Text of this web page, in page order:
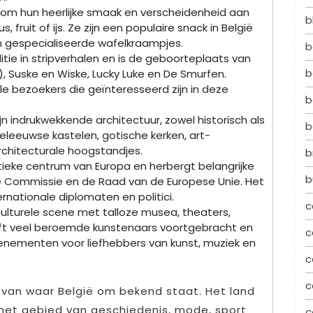
hun heerlijke smaak en verscheidenheid aan
fruit of ijs. Ze zijn een populaire snack in België
wafelkraampjes.
in stripverhalen en is de geboorteplaats van
en Wiske, Lucky Luke en De Smurfen.
bezoekers die geïnteresseerd zijn in deze
indrukwekkende architectuur, zowel historisch als
kastelen, gotische kerken, art-
hoogstandjes.
centrum van Europa en herbergt belangrijke
en de Raad van de Europese Unie. Het
diplomaten en politici.
scene met talloze musea, theaters,
veel beroemde kunstenaars voortgebracht en
voor liefhebbers van kunst, muziek en
waar België om bekend staat. Het land
gebied van geschiedenis, mode, sport